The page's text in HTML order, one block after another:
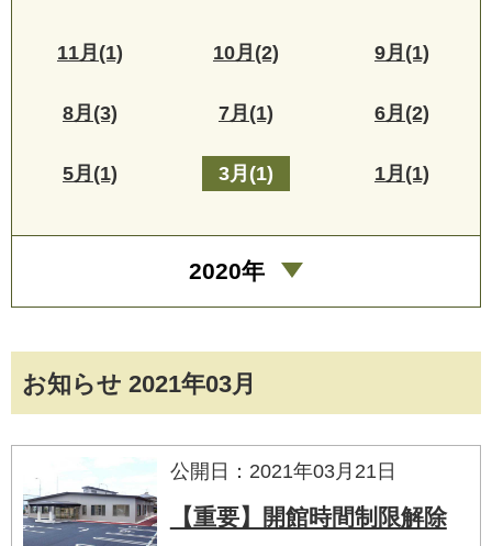
お知らせ 2021年03月
公開日：2021年03月21日
【重要】開館時間制限解除
11月(1) 10月(2) 9月(1)
8月(3) 7月(1) 6月(2)
5月(1) 3月(1) 1月(1)
2020年